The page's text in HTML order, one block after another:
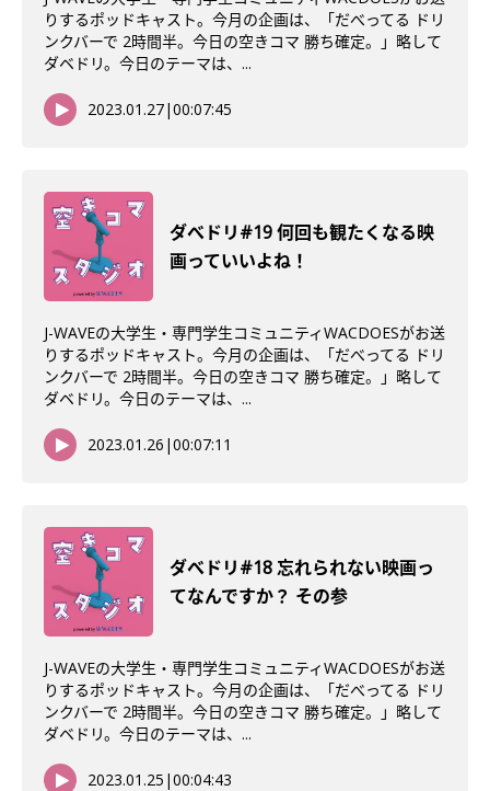
りするポッドキャスト。今月の企画は、「だべってる ドリ
ンクバーで 2時間半。今日の空きコマ 勝ち確定。」略して
ダベドリ。今日のテーマは、...
2023.01.27|00:07:45
ダべドリ#19 何回も観たくなる映
画っていいよね！
J-WAVEの大学生・専門学生コミュニティWACDOESがお送
りするポッドキャスト。今月の企画は、「だべってる ドリ
ンクバーで 2時間半。今日の空きコマ 勝ち確定。」略して
ダベドリ。今日のテーマは、...
2023.01.26 |00:07:11
ダべドリ#18 忘れられない映画っ
てなんですか？ その参
J-WAVEの大学生・専門学生コミュニティWACDOESがお送
りするポッドキャスト。今月の企画は、「だべってる ドリ
ンクバーで 2時間半。今日の空きコマ 勝ち確定。」略して
ダベドリ。今日のテーマは、...
2023.01.25 |00:04:43